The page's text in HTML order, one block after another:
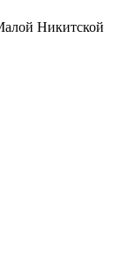
Никитской